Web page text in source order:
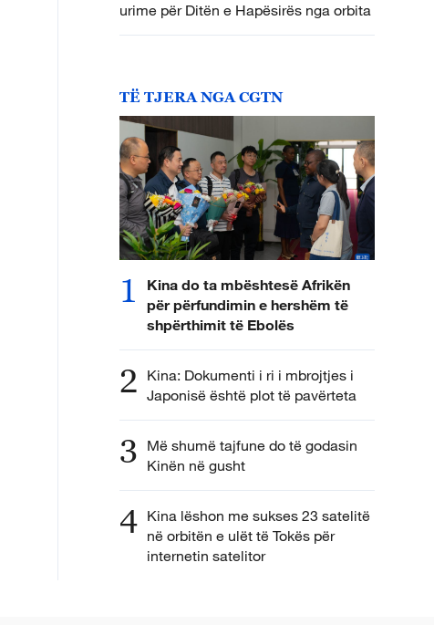
urime për Ditën e Hapësirës nga orbita
TË TJERA NGA CGTN
1
Kina do ta mbështesë Afrikën
për përfundimin e hershëm të
shpërthimit të Ebolës
2 Kina: Dokumenti i ri i mbrojtjes i
Japonisë është plot të pavërteta
3 Më shumë tajfune do të godasin
Kinën në gusht
4 Kina lëshon me sukses 23 satelitë
në orbitën e ulët të Tokës për
internetin satelitor